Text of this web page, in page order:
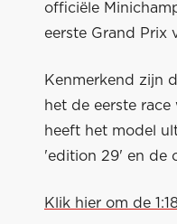
officiële
eerste Grand Prix
Kenmerkend zijn
het de eerste
heeft het model
'edition 29' en de
Klik hier om de